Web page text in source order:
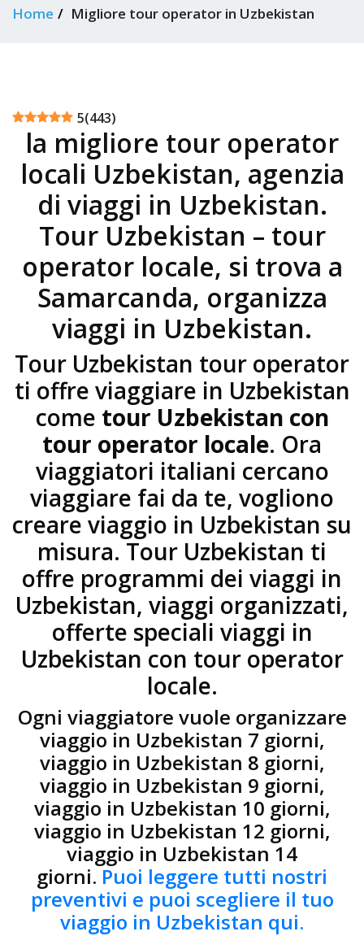
Home Migliore tour operator in Uzbekistan
5(443)
la migliore tour operator
locali Uzbekistan, agenzia
di viaggi in Uzbekistan.
Tour Uzbekistan – tour
operator locale, si trova a
Samarcanda, organizza
viaggi in Uzbekistan.
Tour Uzbekistan tour operator
ti offre viaggiare in Uzbekistan
come tour Uzbekistan con
tour operator locale. Ora
viaggiatori italiani cercano
viaggiare fai da te, vogliono
creare viaggio in Uzbekistan su
misura. Tour Uzbekistan ti
offre programmi dei viaggi in
Uzbekistan, viaggi organizzati,
offerte speciali viaggi in
Uzbekistan con tour operator
locale.
Ogni viaggiatore vuole organizzare
viaggio in Uzbekistan 7 giorni,
viaggio in Uzbekistan 8 giorni,
viaggio in Uzbekistan 9 giorni,
viaggio in Uzbekistan 10 giorni,
viaggio in Uzbekistan 12 giorni,
viaggio in Uzbekistan 14
giorni. Puoi leggere tutti nostri
preventivi e puoi scegliere il tuo
viaggio in Uzbekistan qui.